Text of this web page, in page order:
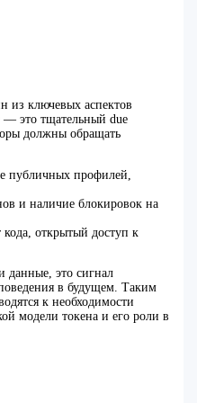
из ключевых аспектов
— это тщательный due
должны обращать
публичных профилей,
и наличие блокировок на
кода, открытый доступ к
данные, это сигнал
в будущем. Таким
к необходимости
модели токена и его роли в